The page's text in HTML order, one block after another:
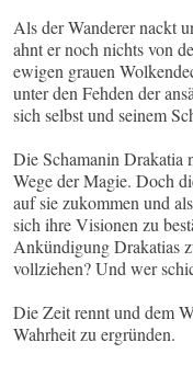
Als der Wanderer nackt
ahnt er noch nichts von
ewigen grauen
unter den Fehden der
sich selbst und seinem
Die Schamanin Drakatia
Wege der Magie. Doch
auf sie zukommen und
sich ihre Visionen zu
Ankündigung Drakatias
vollziehen? Und wer
Die Zeit rennt und dem
Wahrheit zu ergründen.